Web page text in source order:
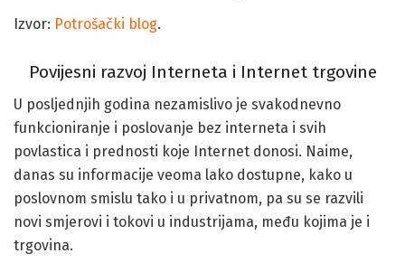
Izvor: Potrošački blog.
Povijesni razvoj Interneta i Internet trgovine
U posljednjih godina nezamislivo je svakodnevno
funkcioniranje i poslovanje bez interneta i svih
povlastica i prednosti koje Internet donosi. Naime,
danas su informacije veoma lako dostupne, kako u
poslovnom smislu tako i u privatnom, pa su se razvili
novi smjerovi i tokovi u industrijama, među kojima je i
trgovina.